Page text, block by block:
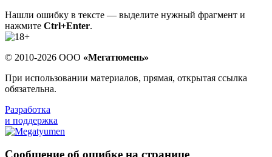
Нашли ошибку в тексте — выделите нужный фрагмент и
нажмите Ctrl+Enter.
© 2010-2026 ООО «Мегатюмень»
При использовании материалов, прямая, открытая ссылка
обязательна.
Разработка
и поддержка